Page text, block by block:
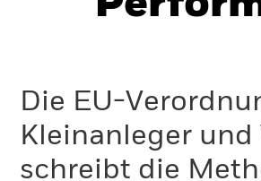
Die EU-
Kleinanleger
schreibt die